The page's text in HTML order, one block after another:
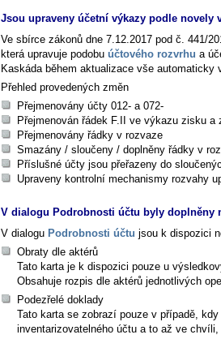
Jsou upraveny účetní výkazy podle novely
Ve sbírce zákonů dne 7.12.2017 pod č. 441/
která upravuje podobu účtového rozvrhu a
Kaskáda během aktualizace vše automaticky
Přehled provedených změn
Přejmenovány účty 012- a 072-
Přejmenován řádek F.II ve výkazu zisku a
Přejmenovány řádky v rozvaze
Smazány / sloučeny / doplněny řádky v
Příslušné účty jsou přeřazeny do
Upraveny kontrolní mechanismy rozvahy
V dialogu Podrobnosti účtu byly doplněny
V dialogu Podrobnosti účtu jsou k dispozici
Obraty dle aktérů
Tato karta je k dispozici pouze u
Obsahuje rozpis dle aktérů jednotlivých
Podezřelé doklady
Tato karta se zobrazí pouze v případě,
inventarizovatelného účtu a to až ve